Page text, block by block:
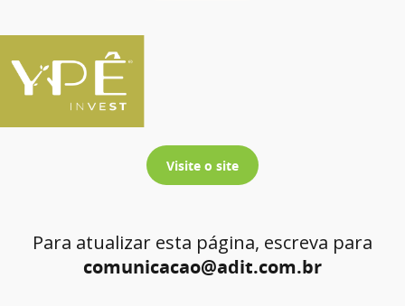
Visite o site
Para atualizar esta página, escreva para
comunicacao@adit.com.br